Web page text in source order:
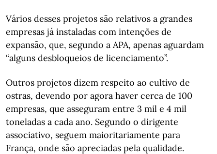
Vários desses projetos são relativos a grandes
empresas já instaladas com intenções de
expansão, que, segundo a APA, apenas aguardam
“alguns desbloqueios de licenciamento”.
Outros projetos dizem respeito ao cultivo de
ostras, devendo por agora haver cerca de 100
empresas, que asseguram entre 3 mil e 4 mil
toneladas a cada ano. Segundo o dirigente
associativo, seguem maioritariamente para
França, onde são apreciadas pela qualidade.